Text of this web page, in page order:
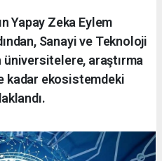
Yapay Zeka Eylem
Sanayi ve Teknoloji
üniversitelere, araştırma
kadar ekosistemdeki